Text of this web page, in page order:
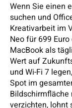
Wenn Sie einen
suchen und
Kreativarbeit im
Neo für 699
MacBook als
Wert auf
und Wi-Fi 7
Spot im
verzichten, lohnt